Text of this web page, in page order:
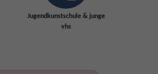
Jugendkunstschule & junge
vhs